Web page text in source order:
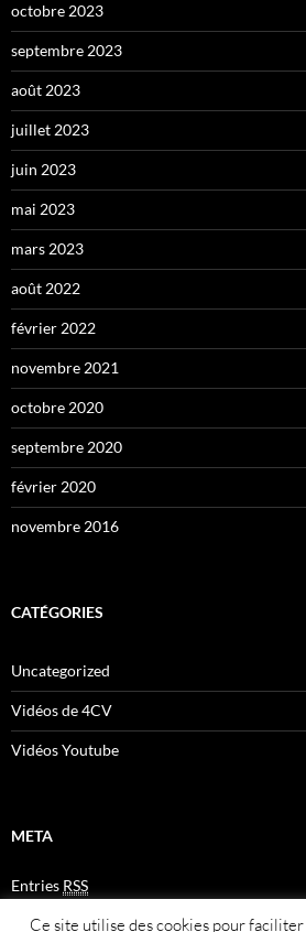
octobre 2023
septembre 2023
août 2023
juillet 2023
juin 2023
mai 2023
mars 2023
août 2022
février 2022
novembre 2021
octobre 2020
septembre 2020
février 2020
novembre 2016
CATÉGORIES
Uncategorized
Vidéos de 4CV
Vidéos Youtube
META
Entries RSS
CommentsRSS
Plan du site
Ce site utilise des cookies pour